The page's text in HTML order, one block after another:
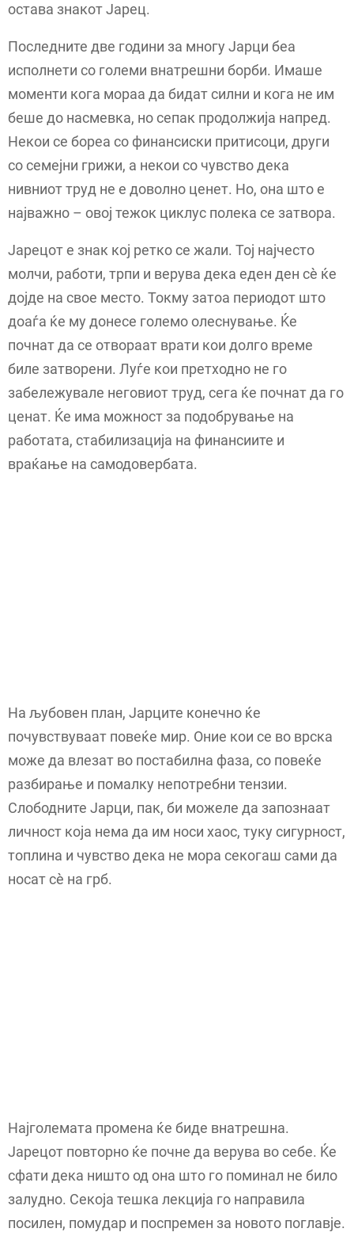
остава знакот Јарец.
Последните две години за многу Јарци беа
исполнети со големи внатрешни борби. Имаше
моменти кога мораа да бидат силни и кога не им
беше до насмевка, но сепак продолжија напред.
Некои се бореа со финансиски притисоци, други
со семејни грижи, а некои со чувство дека
нивниот труд не е доволно ценет. Но, она што е
најважно – овој тежок циклус полека се затвора.
Јарецот е знак кој ретко се жали. Тој најчесто
молчи, работи, трпи и верува дека еден ден сè ќе
дојде на свое место. Токму затоа периодот што
доаѓа ќе му донесе големо олеснување. Ќе
почнат да се отвораат врати кои долго време
биле затворени. Луѓе кои претходно не го
забележувале неговиот труд, сега ќе почнат да го
ценат. Ќе има можност за подобрување на
работата, стабилизација на финансиите и
враќање на самодовербата.
На љубовен план, Јарците конечно ќе
почувствуваат повеќе мир. Оние кои се во врска
може да влезат во постабилна фаза, со повеќе
разбирање и помалку непотребни тензии.
Слободните Јарци, пак, би можеле да запознаат
личност која нема да им носи хаос, туку сигурност,
топлина и чувство дека не мора секогаш сами да
носат сè на грб.
Најголемата промена ќе биде внатрешна.
Јарецот повторно ќе почне да верува во себе. Ќе
сфати дека ништо од она што го поминал не било
залудно. Секоја тешка лекција го направила
посилен, помудар и поспремен за новото поглавје.